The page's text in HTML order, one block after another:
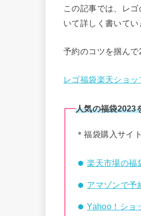
この記事では、レ
いて詳しく書いてい
予約のコツを掴ん
レゴ福袋楽天ショ
人気の福袋2023
＊福袋購入サイ
楽天市場の福
アマゾンで予
Yahoo！ショ